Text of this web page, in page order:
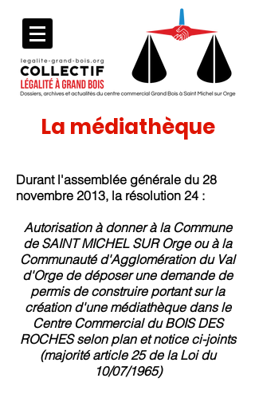
La médiathèque
Durant l'assemblée générale du 28
novembre 2013, la résolution 24 :
Autorisation à donner à la Commune
de SAINT MICHEL SUR Orge ou à la
Communauté d'Agglomération du Val
d'Orge de déposer une demande de
permis de construire portant sur la
création d'une médiathèque dans le
Centre Commercial du BOIS DES
ROCHES selon plan et notice ci-joints
(majorité article 25 de la Loi du
10/07/1965)